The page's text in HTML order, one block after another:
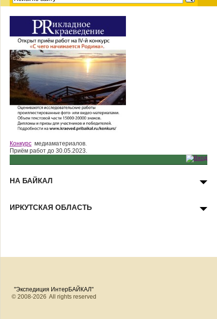
Конкурс медиаматериалов.
Приём работ до 30.05.2023.
НА БАЙКАЛ
ИРКУТСКАЯ ОБЛАСТЬ
"Экспедиция ИнтерБАЙКАЛ"
© 2008-2026 All rights reserved